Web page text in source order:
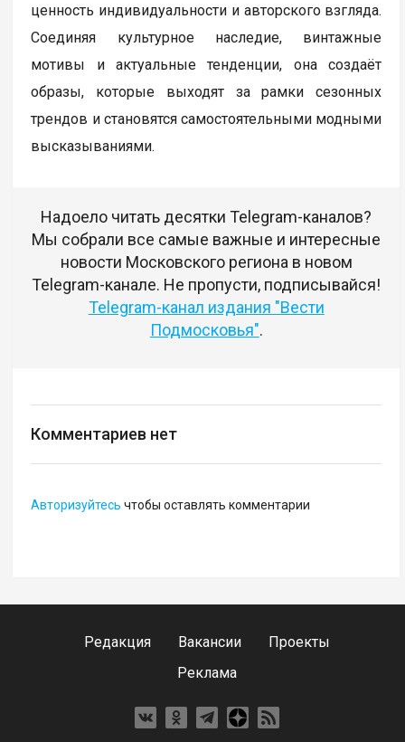
ценность индивидуальности и авторского взгляда.
Соединяя культурное наследие, винтажные
мотивы и актуальные тенденции, она создаёт
образы, которые выходят за рамки сезонных
трендов и становятся самостоятельными модными
высказываниями.
Надоело читать десятки Telegram-каналов?
Мы собрали все самые важные и интересные
новости Московского региона в новом
Telegram-канале. Не пропусти, подписывайся!
Telegram-канал издания "Вести
Подмосковья".
Комментариев нет
Авторизуйтесь чтобы оставлять комментарии
Редакция Вакансии
Проекты
Реклама